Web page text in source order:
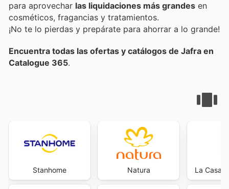
para aprovechar las liquidaciones más grandes en
cosméticos, fragancias y tratamientos.
¡No te lo pierdas y prepárate para ahorrar a lo grande!
Encuentra todas las ofertas y catálogos de Jafra en
Catalogue 365.
Stanhome Natura La Casa